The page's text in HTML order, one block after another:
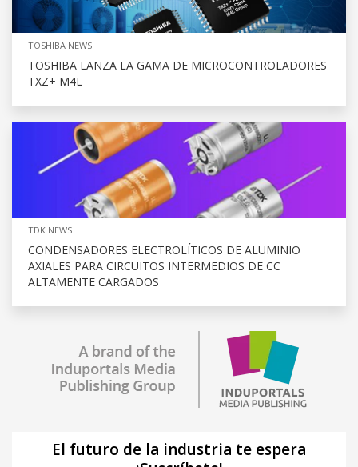
TOSHIBA NEWS
TOSHIBA LANZA LA GAMA DE MICROCONTROLADORES
TXZ+ M4L
TDK NEWS
CONDENSADORES ELECTROLÍTICOS DE ALUMINIO
AXIALES PARA CIRCUITOS INTERMEDIOS DE CC
ALTAMENTE CARGADOS
El futuro de la industria te espera